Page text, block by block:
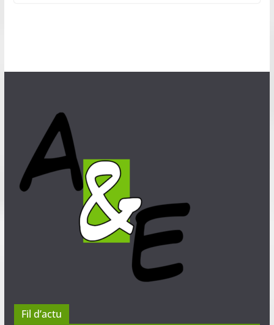
Fil d’actu